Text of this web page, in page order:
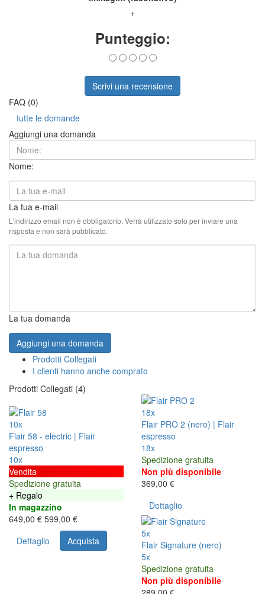
+
Punteggio:
Scrivi una recensione
FAQ (0)
tutte le domande
Aggiungi una domanda
Nome:
La tua e-mail
L'indirizzo email non è obbligatorio. Verrà utilizzato solo per inviare una
risposta e non sarà pubblicato.
La tua domanda
Aggiungi una domanda
Prodotti Collegati
I clienti hanno anche comprato
Prodotti Collegati (4)
10x
Flair 58 - electric | Flair
espresso
10x
Vendita
Spedizione gratuita
+ Regalo
In magazzino
649,00 € 599,00 €
Dettaglio
Acquista
18x
Flair PRO 2 (nero) | Flair
espresso
18x
Spedizione gratuita
Non più disponibile
369,00 €
Dettaglio
5x
Flair Signature (nero)
5x
Spedizione gratuita
Non più disponibile